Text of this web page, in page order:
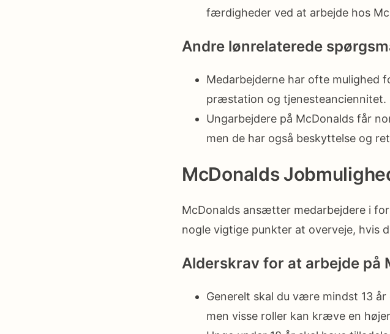
færdigheder ved at arbejde hos
Andre lønrelaterede
Medarbejderne har ofte mulighed
præstation og tjenesteanciennitet.
Ungarbejdere på McDonalds får
men de har også beskyttelse og
McDonalds
McDonalds ansætter medarbejdere i
nogle vigtige punkter at overveje, hvis
Alderskrav for at arbejde på
Generelt skal du være mindst 13
men visse roller kan kræve en